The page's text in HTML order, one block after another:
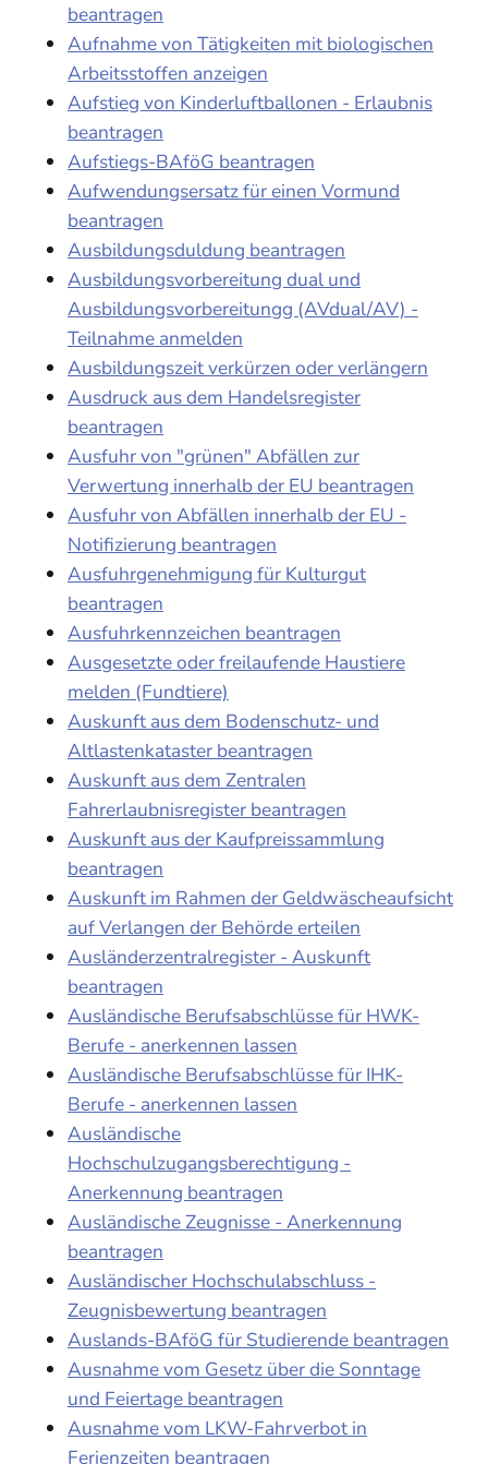
beantragen
Aufnahme von Tätigkeiten mit biologischen
Arbeitsstoffen anzeigen
Aufstieg von Kinderluftballonen - Erlaubnis
beantragen
Aufstiegs-BAföG beantragen
Aufwendungsersatz für einen Vormund
beantragen
Ausbildungsduldung beantragen
Ausbildungsvorbereitung dual und
Ausbildungsvorbereitungg (AVdual/AV) -
Teilnahme anmelden
Ausbildungszeit verkürzen oder verlängern
Ausdruck aus dem Handelsregister
beantragen
Ausfuhr von "grünen" Abfällen zur
Verwertung innerhalb der EU beantragen
Ausfuhr von Abfällen innerhalb der EU -
Notifizierung beantragen
Ausfuhrgenehmigung für Kulturgut
beantragen
Ausfuhrkennzeichen beantragen
Ausgesetzte oder freilaufende Haustiere
melden (Fundtiere)
Auskunft aus dem Bodenschutz- und
Altlastenkataster beantragen
Auskunft aus dem Zentralen
Fahrerlaubnisregister beantragen
Auskunft aus der Kaufpreissammlung
beantragen
Auskunft im Rahmen der Geldwäscheaufsicht
auf Verlangen der Behörde erteilen
Ausländerzentralregister - Auskunft
beantragen
Ausländische Berufsabschlüsse für HWK-
Berufe - anerkennen lassen
Ausländische Berufsabschlüsse für IHK-
Berufe - anerkennen lassen
Ausländische
Hochschulzugangsberechtigung -
Anerkennung beantragen
Ausländische Zeugnisse - Anerkennung
beantragen
Ausländischer Hochschulabschluss -
Zeugnisbewertung beantragen
Auslands-BAföG für Studierende beantragen
Ausnahme vom Gesetz über die Sonntage
und Feiertage beantragen
Ausnahme vom LKW-Fahrverbot in
Ferienzeiten beantragen